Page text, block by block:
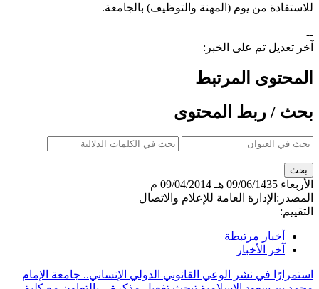
للاستفادة من يوم (المهنة والتوظيف) بالجامعة.
--
آخر تعديل تم على الخبر:
المحتوى المرتبط
بحث / ربط المحتوى
الأربعاء 09/06/1435 هـ
09/04/2014 م
المصدر: الإدارة العامة للإعلام والاتصال
التقييم:
أخبار مرتبطة
آخر الأخبار
استمرارًا في نشر الوعي القانوني الدولي الإنساني.. جامعة الإمام